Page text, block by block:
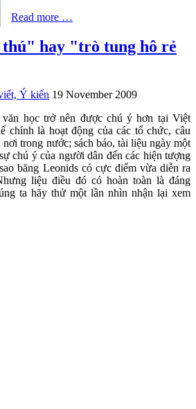
Read more …
hay "trò tung hô rẻ
Ý kiến 19 November 2009
học trở nên được chú ý hơn tại Việt
chính là hoạt động của các tổ chức, câu
trong nước; sách báo, tài liệu ngày một
chú ý của người dân đến các hiện tượng
băng Leonids có cực điểm vừa diễn ra
liệu điều đó có hoàn toàn là đáng
ta hãy thử một lần nhìn nhận lại xem